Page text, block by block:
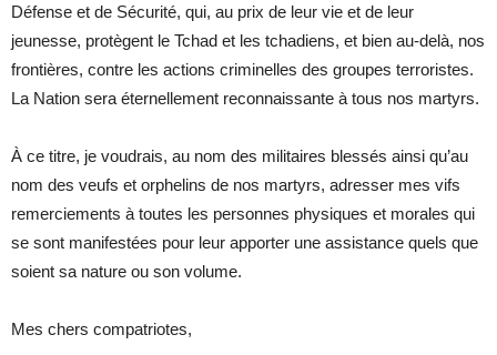
Défense et de Sécurité, qui, au prix de leur vie et de leur
jeunesse, protègent le Tchad et les tchadiens, et bien au-delà, nos
frontières, contre les actions criminelles des groupes terroristes.
La Nation sera éternellement reconnaissante à tous nos martyrs.
À ce titre, je voudrais, au nom des militaires blessés ainsi qu’au
nom des veufs et orphelins de nos martyrs, adresser mes vifs
remerciements à toutes les personnes physiques et morales qui
se sont manifestées pour leur apporter une assistance quels que
soient sa nature ou son volume.
Mes chers compatriotes,